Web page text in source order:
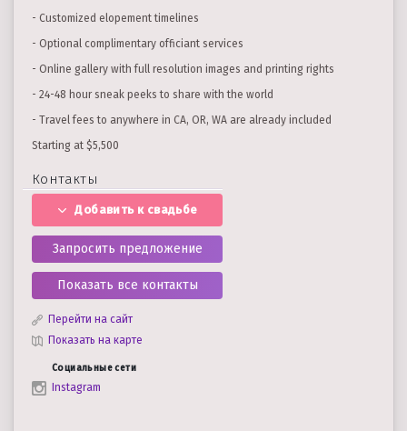
- Customized elopement timelines
- Optional complimentary officiant services
- Online gallery with full resolution images and printing rights
- 24-48 hour sneak peeks to share with the world
- Travel fees to anywhere in CA, OR, WA are already included
Starting at $5,500
Контакты
Добавить к свадьбе
Запросить предложение
Показать все контакты
Перейти на сайт
Показать на карте
Социальные сети
Instagram